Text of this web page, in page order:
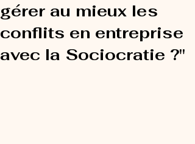
gérer au mieux les
conflits en entreprise
avec la Sociocratie ?"